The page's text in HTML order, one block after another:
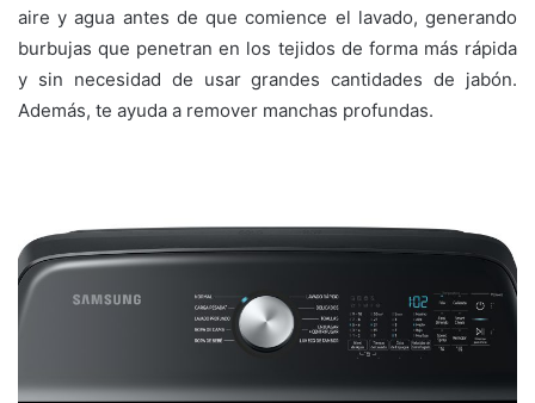
aire y agua antes de que comience el lavado, generando
burbujas que penetran en los tejidos de forma más rápida
y sin necesidad de usar grandes cantidades de jabón.
Además, te ayuda a remover manchas profundas.